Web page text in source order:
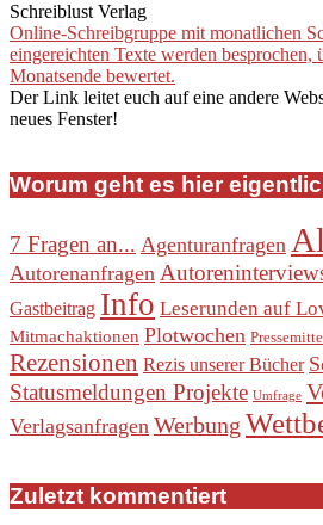
Schreiblust Verlag
Online-Schreibgruppe mit monatlichen
eingereichten Texte werden besprochen,
Monatsende bewertet.
Der Link leitet euch auf eine andere
neues Fenster!
Worum geht es hier
7 Fragen an... Agenturanfragen
Autorenanfragen
Gastbeitrag Info Leserunden auf
Mitmachaktionen Plotwochen
Rezensionen Rezis unserer Bücher
Statusmeldungen Projekte Umfrage
Verlagsanfragen Werbung
Zuletzt kommentiert